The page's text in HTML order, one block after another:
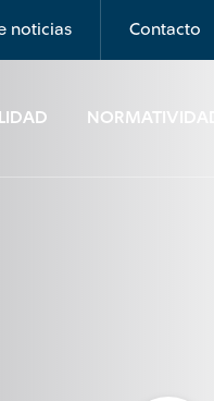
noticias Contacto
NORMATIVIDAD